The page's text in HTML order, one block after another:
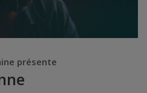
présente